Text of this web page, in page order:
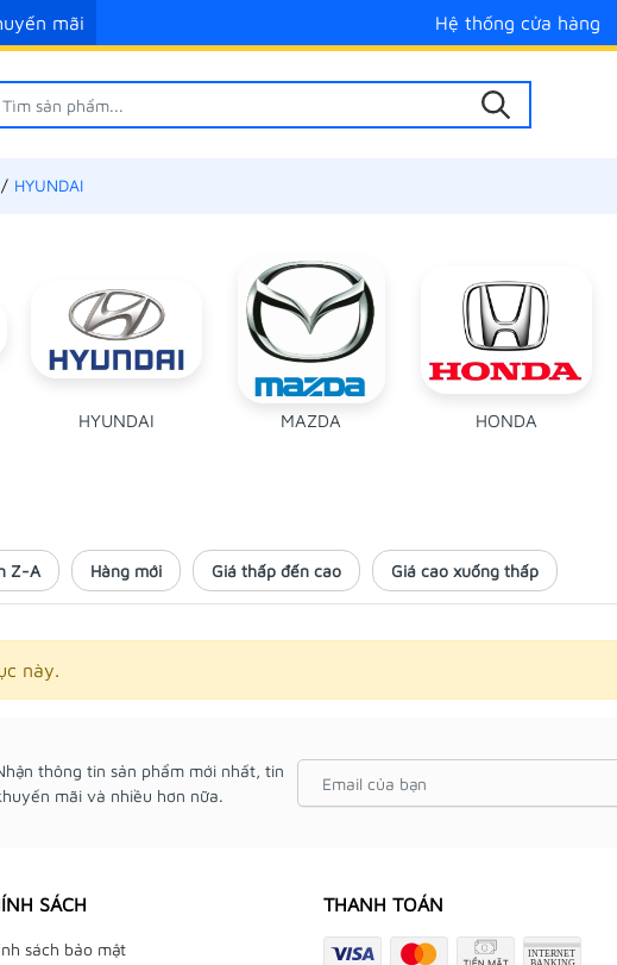
mãi Hệ thống cửa hàng
HYUNDAI
HYUNDAI MAZDA HONDA
Z-A Hàng mới Giá thấp đến cao Giá cao xuống thấp
này.
thông tin sản phẩm mới nhất, tin
mãi và nhiều hơn nữa.
SÁCH
sách bảo mật
THANH TOÁN